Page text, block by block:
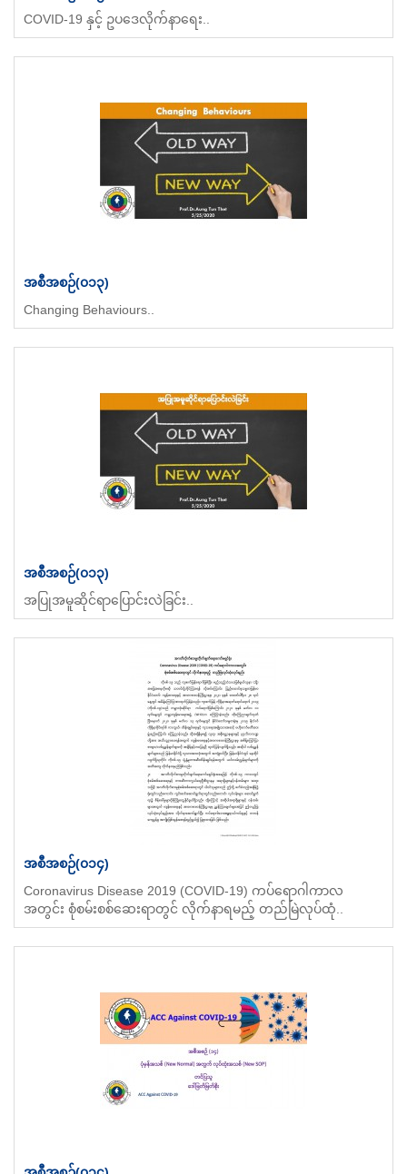
COVID-19 နှင့် ဥပဒေလိုက်နာရေး..
အစီအစဉ်(၀၁၃)
Changing Behaviours..
အစီအစဉ်(၀၁၃)
အပြုအမူဆိုင်ရာပြောင်းလဲခြင်း..
အစီအစဉ်(၀၁၄)
Coronavirus Disease 2019 (COVID-19) ကပ်ရောဂါကာလ
အတွင်း စုံစမ်းစစ်ဆေးရာတွင် လိုက်နာရမည့် တည်မြဲလုပ်ထုံ..